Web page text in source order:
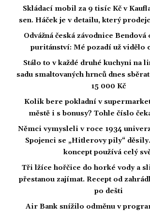
Skládací mobil za 9 tisíc Kč v
sen. Háček je v detailu, který
Odvážná česká závodnice
puritánství: Mé pozadí už vidělo
Stálo to v každé druhé kuchyni na
sadu smaltovaných hrnců dnes
15 000 Kč
Kolik bere pokladní v
městě i s bonusy? Tohle číslo
Němci vymysleli v roce 1934
Spojenci se „Hitlerovy pily“
koncept používá celý
Tři lžíce hořčice do horké vody a
přestanou zajímat. Recept od
po dešti
Air Bank snížilo odměnu v